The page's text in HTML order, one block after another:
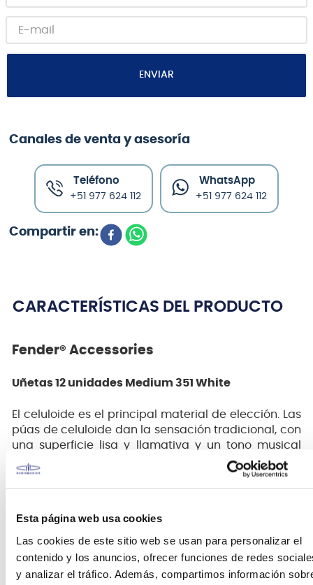
Esta página web usa cookies
Las cookies de este sitio web se usan para personalizar el
contenido y los anuncios, ofrecer funciones de redes
y analizar el tráfico. Además, compartimos información
ENVIAR
Canales de venta y asesoría
Teléfono
+51 977 624 112
WhatsApp
+51 977 624 112
CARACTERÍSTICAS DEL PRODUCTO
Fender® Accessories
Uñetas 12 unidades Medium 351 White
El celuloide es el principal material de elección. Las
púas de celuloide dan la sensación tradicional, con
una superficie lisa y llamativa y un tono musical
cálido y redondo.
ancho y una punta redondeada han hecho de esta
12 unidades